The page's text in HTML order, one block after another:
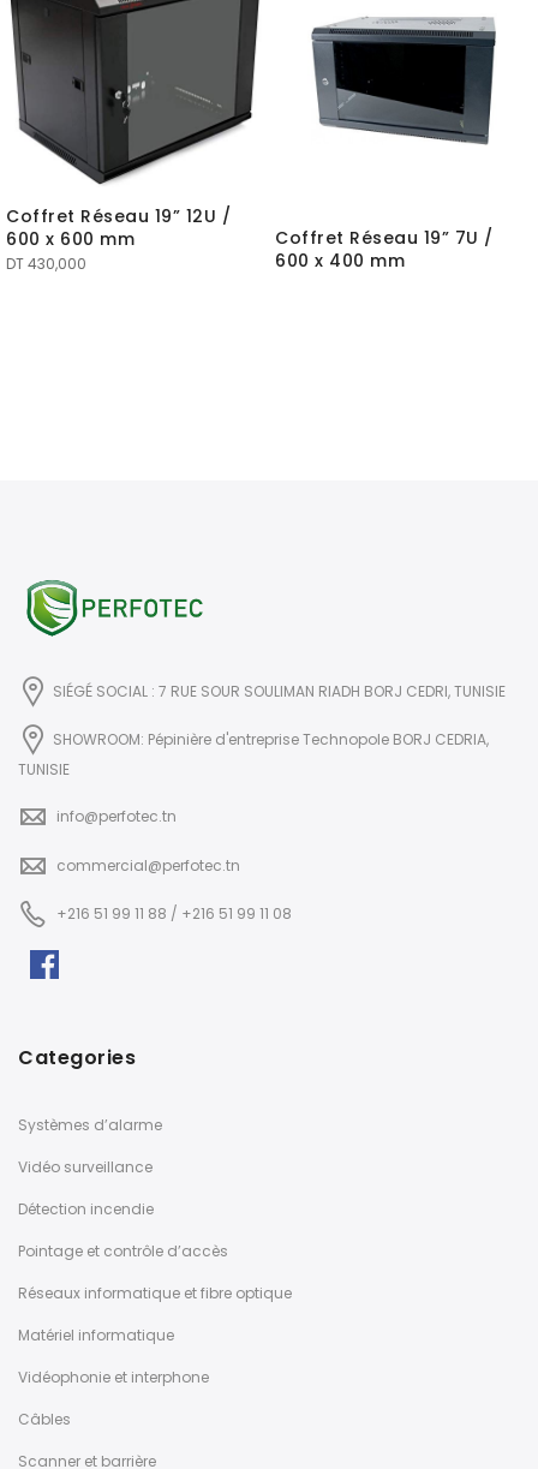
Coffret Réseau 19” 12U /
600 x 600 mm
DT430,000
Coffret Réseau 19” 7U /
600 x 400 mm
SIÉGÉ SOCIAL : 7 RUE SOUR SOULIMAN RIADH BORJ CEDRI, TUNISIE
SHOWROOM: Pépinière d'entreprise Technopole BORJ CEDRIA,
TUNISIE
info@perfotec.tn
commercial@perfotec.tn
+216 51 99 11 88 / +216 51 99 11 08
Categories
Systèmes d’alarme
Vidéo surveillance
Détection incendie
Pointage et contrôle d’accès
Réseaux informatique et fibre optique
Matériel informatique
Vidéophonie et interphone
Câbles
Scanner et barrière